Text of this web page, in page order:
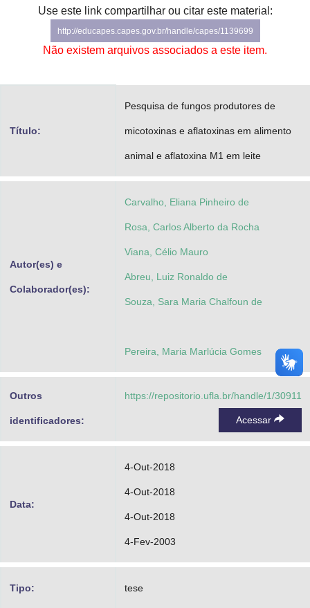
Gabinete de Segurança Institucional
Advocacia-Geral da União
Use este link compartilhar ou citar este material:
http://educapes.capes.gov.br/handle/capes/1139699
Não existem arquivos associados a este item.
Título:
Pesquisa de fungos produtores de
micotoxinas e aflatoxinas em alimento
animal e aflatoxina M1 em leite
Autor(es) e
Colaborador(es):
Carvalho, Eliana Pinheiro de
Rosa, Carlos Alberto da Rocha
Viana, Célio Mauro
Abreu, Luiz Ronaldo de
Souza, Sara Maria Chalfoun de
Pereira, Maria Marlúcia Gomes
Outros
identificadores:
https://repositorio.ufla.br/handle/1/30911
Acessar
Data:
4-Out-2018
4-Out-2018
4-Out-2018
4-Fev-2003
Tipo: tese